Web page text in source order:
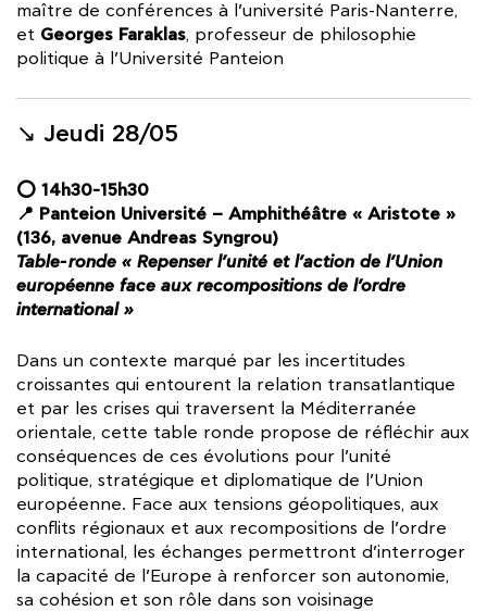
maître de conférences à l’université Paris-Nanterre,
et Georges Faraklas, professeur de philosophie
politique à l’Université Panteion
↘︎ Jeudi 28/05
⭕ 14h30-15h30
📍 Panteion Université – Amphithéâtre « Aristote »
(136, avenue Andreas Syngrou)
Table-ronde « Repenser l’unité et l’action de l’Union
européenne face aux recompositions de l’ordre
international »
Dans un contexte marqué par les incertitudes
croissantes qui entourent la relation transatlantique
et par les crises qui traversent la Méditerranée
orientale, cette table ronde propose de réfléchir aux
conséquences de ces évolutions pour l’unité
politique, stratégique et diplomatique de l’Union
européenne. Face aux tensions géopolitiques, aux
conflits régionaux et aux recompositions de l’ordre
international, les échanges permettront d’interroger
la capacité de l’Europe à renforcer son autonomie,
sa cohésion et son rôle dans son voisinage